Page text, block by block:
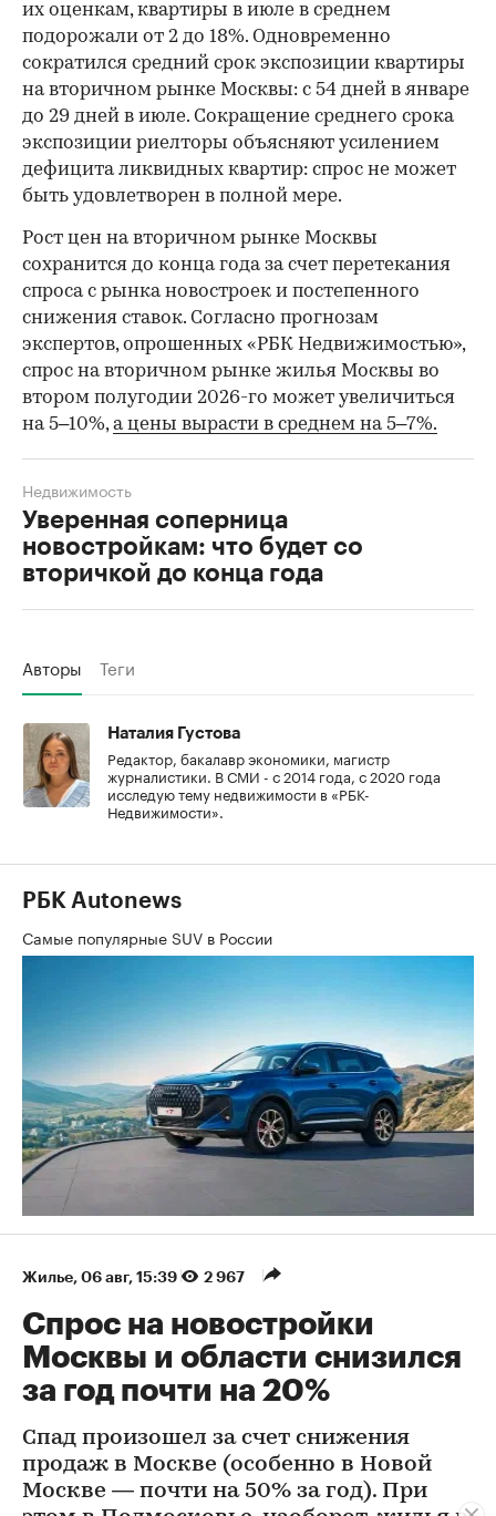
их оценкам, квартиры в июле в среднем
подорожали от 2 до 18%. Одновременно
сократился средний срок экспозиции квартиры
на вторичном рынке Москвы: с 54 дней в январе
до 29 дней в июле. Сокращение среднего срока
экспозиции риелторы объясняют усилением
дефицита ликвидных квартир: спрос не может
быть удовлетворен в полной мере.
Рост цен на вторичном рынке Москвы
сохранится до конца года за счет перетекания
спроса с рынка новостроек и постепенного
снижения ставок. Согласно прогнозам
экспертов, опрошенных «РБК Недвижимостью»,
спрос на вторичном рынке жилья Москвы во
втором полугодии 2026-го может увеличиться
на 5–10%,а цены вырасти в среднем на 5–7%.
Уверенная соперница
новостройкам: что будет со
вторичкой до конца года
Недвижимость
Авторы Теги
Наталия Густова
Редактор, бакалавр экономики, магистр
журналистики. В СМИ - с 2014 года, с 2020 года
исследую тему недвижимости в «РБК-
Недвижимости».
РБК Autonews
Самые популярные SUV в России
Жилье⁠, 06 авг, 15:39 2 967
Спрос на новостройки
Москвы и области снизился
за год почти на 20%
Спад произошел за счет снижения
продаж в Москве (особенно в Новой
Москве — почти на 50% за год). При